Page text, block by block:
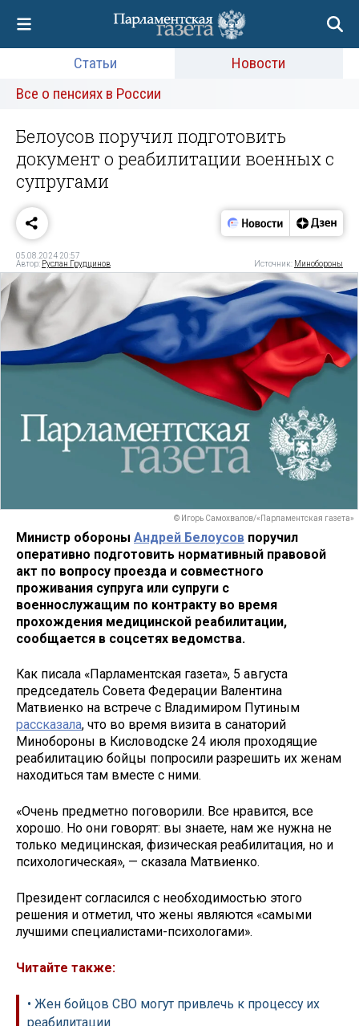
Статьи
Новости
Все о пенсиях в России
Белоусов поручил подготовить
документ о реабилитации военных с
супругами
05.08.2024 20:57
Автор: Руслан Грудцинов Источник: Минобороны
© Игорь Самохвалов/«Парламентская газета»
Министр обороны Андрей Белоусов поручил
оперативно подготовить нормативный правовой
акт по вопросу проезда и совместного
проживания супруга или супруги с
военнослужащим по контракту во время
прохождения медицинской реабилитации,
сообщается в соцсетях ведомства.
Как писала «Парламентская газета», 5 августа
председатель Совета Федерации Валентина
Матвиенко на встрече с Владимиром Путиным
рассказала, что во время визита в санаторий
Минобороны в Кисловодске 24 июля проходящие
реабилитацию бойцы попросили разрешить их женам
находиться там вместе с ними.
«Очень предметно поговорили. Все нравится, все
хорошо. Но они говорят: вы знаете, нам же нужна не
только медицинская, физическая реабилитация, но и
психологическая», — сказала Матвиенко.
Президент согласился с необходимостью этого
решения и отметил, что жены являются «самыми
лучшими специалистами-психологами».
Читайте также:
• Жен бойцов СВО могут привлечь к процессу их
реабилитации